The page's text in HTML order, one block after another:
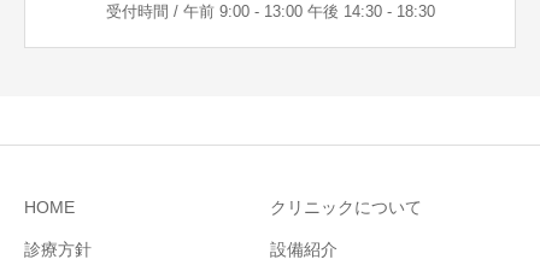
受付時間 / 午前 9:00 - 13:00 午後 14:30 - 18:30
HOME クリニックについて
診療方針 設備紹介